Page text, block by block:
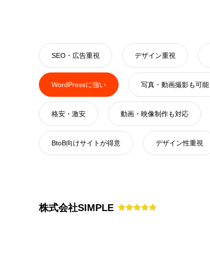
SEO・広告重視 デザイン重視
WordPressに強い 写真・動画撮影も可能
格安・激安 動画・映像制作も対応
BtoB向けサイトが得意 デザイン性重視
株式会社SIMPLE